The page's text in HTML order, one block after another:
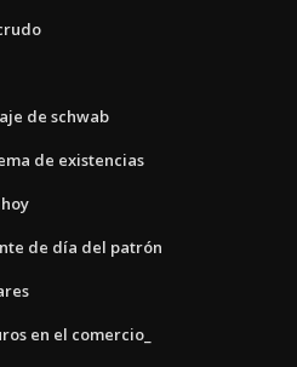
de schwab
de existencias
de día del patrón
en el comercio_